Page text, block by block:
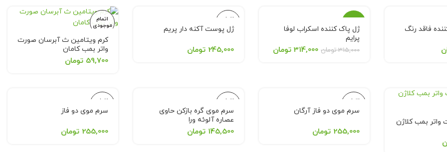
فاقد رنگ
اتمام
موجودی
ژل پاک کننده اسکراب لوفا
پرایم
315,000 تومان 314,000 تومان
اتمام
موجودی
ژل پوست آکنه دار پریم
245,000 تومان
اتمام
موجودی
کرم ویتامین ث آبرسان صورت
واتر بمب کامان
59,700 تومان
واتر بمب کلاژن
اتمام
سرم موی دو فاز آرگان
255,000 تومان
اتمام
سرم موی گره بازکن حاوی
عصاره آلوئه ورا
145,500 تومان
اتمام
سرم موی دو فاز
255,000 تومان